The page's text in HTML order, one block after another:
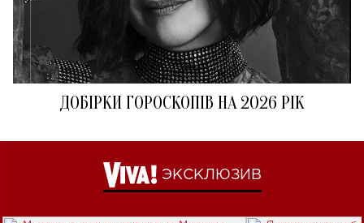
ДОБІРКИ ГОРОСКОПІВ НА 2026 РІК
ЭКСКЛЮЗИВ